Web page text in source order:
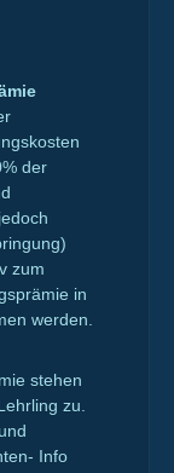
der
zum
in
werden.
stehen
zu.
Info